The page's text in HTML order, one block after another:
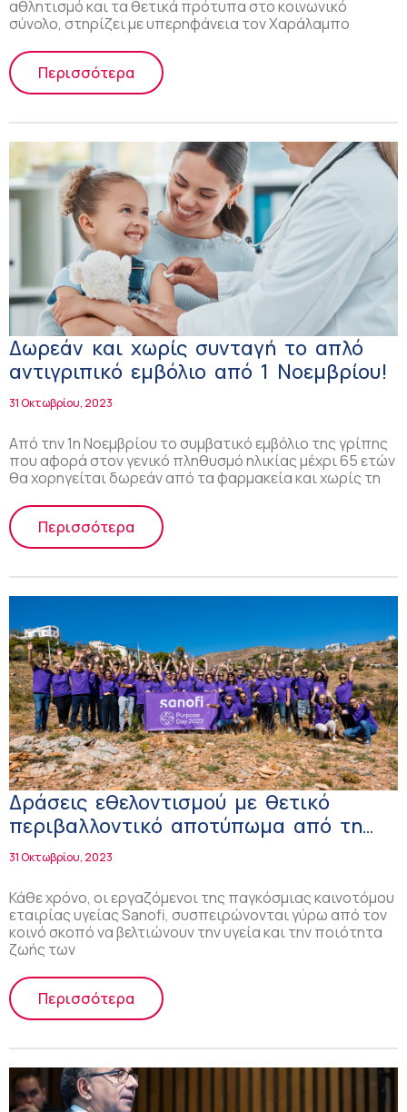
αθλητισμό και τα θετικά πρότυπα στο κοινωνικό
σύνολο, στηρίζει με υπερηφάνεια τον Χαράλαμπο
Περισσότερα
Δωρεάν και χωρίς συνταγή το απλό
αντιγριπικό εμβόλιο από 1 Νοεμβρίου!
31 Οκτωβρίου, 2023
Από την 1η Νοεμβρίου το συμβατικό εμβόλιο της γρίπης
που αφορά στον γενικό πληθυσμό ηλικίας μέχρι 65 ετών
θα χορηγείται δωρεάν από τα φαρμακεία και χωρίς τη
Περισσότερα
Δράσεις εθελοντισμού με θετικό
περιβαλλοντικό αποτύπωμα από τη
Sanofi Ελλάδας!
31 Οκτωβρίου, 2023
Κάθε χρόνο, οι εργαζόμενοι της παγκόσμιας καινοτόμου
εταιρίας υγείας Sanofi, συσπειρώνονται γύρω από τον
κοινό σκοπό να βελτιώνουν την υγεία και την ποιότητα
ζωής των
Περισσότερα